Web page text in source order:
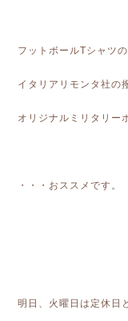
フットボールTシャツ
イタリアリモンタ社の
オリジナルミリタリー
・・・おススメです。
明日、火曜日は定休日